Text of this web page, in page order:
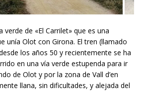
verde de «El Carrilet» que es una
unía Olot con Girona. El tren (llamado
los años 50 y recientemente se ha
en una vía verde estupenda para ir
de Olot y por la zona de Vall d’en
llana, sin dificultades, y alejada del